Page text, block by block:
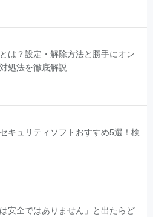
は？設定・解除方法と勝手にオン
処法を徹底解説
キュリティソフトおすすめ5選！検
は安全ではありません」と出たらど